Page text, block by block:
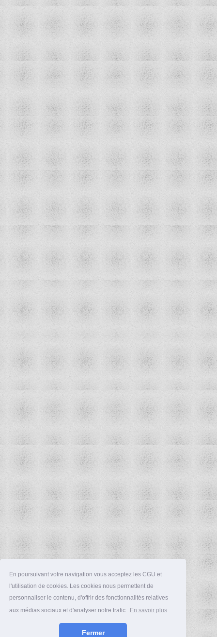
En poursuivant votre navigation vous acceptez les CGU et
l'utilisation de cookies. Les cookies nous permettent de
personnaliser le contenu, d'offrir des fonctionnalités relatives
aux médias sociaux et d'analyser notre trafic. En savoir plus
Fermer